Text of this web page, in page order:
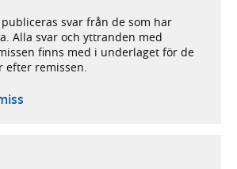
svar från de som har
Alla svar och yttranden med
finns med i underlaget för de
efter remissen.